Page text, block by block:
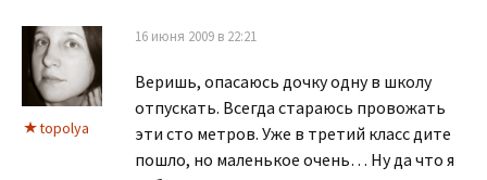
topolya
16 июня 2009 в 22:21
Веришь, опасаюсь дочку одну в школу
отпускать. Всегда стараюсь провожать
эти сто метров. Уже в третий класс дите
пошло, но маленькое очень… Ну да что я